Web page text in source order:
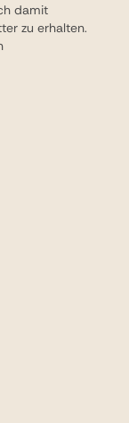
damit
zu erhalten.